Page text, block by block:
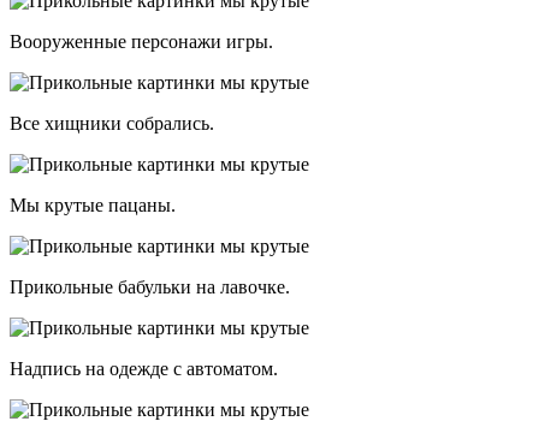
Вооруженные персонажи игры.
Все хищники собрались.
Мы крутые пацаны.
Прикольные бабульки на лавочке.
Надпись на одежде с автоматом.